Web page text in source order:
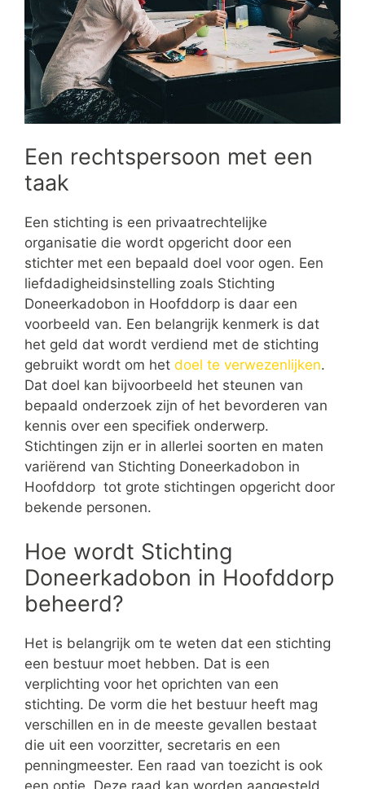
Een rechtspersoon met een
taak
Een stichting is een privaatrechtelijke
organisatie die wordt opgericht door een
stichter met een bepaald doel voor ogen. Een
liefdadigheidsinstelling zoals Stichting
Doneerkadobon in Hoofddorp is daar een
voorbeeld van. Een belangrijk kenmerk is dat
het geld dat wordt verdiend met de stichting
gebruikt wordt om het doel te verwezenlijken.
Dat doel kan bijvoorbeeld het steunen van
bepaald onderzoek zijn of het bevorderen van
kennis over een specifiek onderwerp.
Stichtingen zijn er in allerlei soorten en maten
variërend van Stichting Doneerkadobon in
Hoofddorp tot grote stichtingen opgericht door
bekende personen.
Hoe wordt Stichting
Doneerkadobon in Hoofddorp
beheerd?
Het is belangrijk om te weten dat een stichting
een bestuur moet hebben. Dat is een
verplichting voor het oprichten van een
stichting. De vorm die het bestuur heeft mag
verschillen en in de meeste gevallen bestaat
die uit een voorzitter, secretaris en een
penningmeester. Een raad van toezicht is ook
een optie. Deze raad kan worden aangesteld